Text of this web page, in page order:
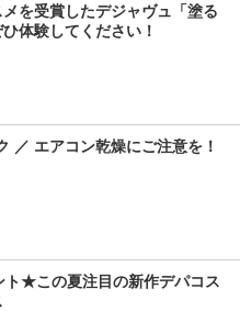
を受賞したデジャヴュ「塗る
体験してください！
／ エアコン乾燥にご注意を！
ト★この夏注目の新作デパコス